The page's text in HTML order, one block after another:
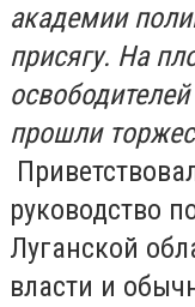
академии
присягу. На
прошли
руководство
Луганской
власти и